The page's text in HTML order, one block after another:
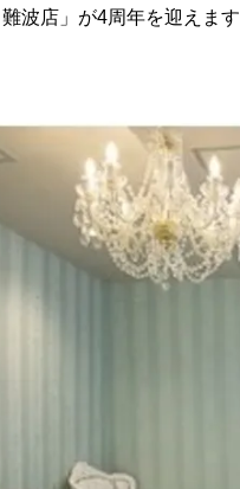
波店」が4周年を迎えます